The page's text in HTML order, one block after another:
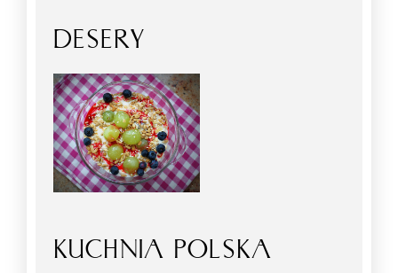
DESERY
KUCHNIA POLSKA